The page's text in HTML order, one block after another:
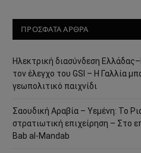
ΠΡΟΣΦΑΤΑ ΑΡΘΡΑ
Ηλεκτρική διασύνδεση
τον έλεγχο του GSI – Η Γαλλία
γεωπολιτικό παιχνίδι
Σαουδική Αραβία – Υεμένη: Το
στρατιωτική επιχείρηση – Στο
Bab al-Mandab